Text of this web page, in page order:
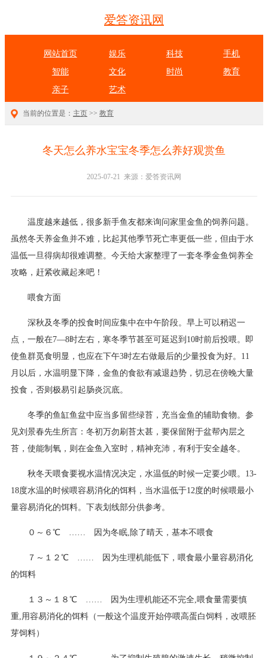
爱答资讯网
网站首页 娱乐 科技
手机
智能
文化 时尚
教育
亲子
艺术
当前的位置是： 主页 >> 教育
冬天怎么养水宝宝冬季怎么养好观赏鱼
2025-07-21 来源：爱答资讯网
温度越来越低，很多新手鱼友都来询问家里金鱼的饲养问题。
虽然冬天养金鱼并不难，比起其他季节死亡率更低一些，但由于水
温低一旦得病却很难调整。今天给大家整理了一套冬季金鱼饲养全
攻略，赶紧收藏起来吧！
喂食方面
深秋及冬季的投食时间应集中在中午阶段。早上可以稍迟一
点，一般在7—8时左右，寒冬季节甚至可延迟到10时前后投喂。即
使鱼群觅食明显，也应在下午3时左右做最后的少量投食为好。11
月以后，水温明显下降，金鱼的食欲有减退趋势，切忌在傍晚大量
投食，否则极易引起肠炎沉底。
冬季的鱼缸鱼盆中应当多留些绿苔，充当金鱼的辅助食物。参
见刘景春先生所言：冬初万勿刷苔太甚，要保留附于盆帮內层之
苔，使能制氧，则在金鱼入室时，精神充沛，有利于安全越冬。
秋冬天喂食要视水温情况决定，水温低的时候一定要少喂。13-
18度水温的时候喂容易消化的饵料，当水温低于12度的时候喂最小
量容易消化的饵料。下表划线部分供参考。
０～６℃ …… 因为冬眠,除了晴天，基本不喂食
７～１２℃ …… 因为生理机能低下，喂食最小量容易消化
的饵料
１３～１８℃ …… 因为生理机能还不完全,喂食量需要慎
重,用容易消化的饵料（一般这个温度开始停喂高蛋白饲料，改喂胚
芽饲料）